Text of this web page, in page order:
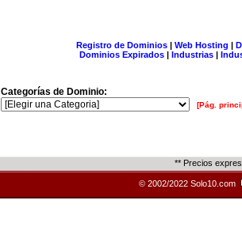
Registro de Dominios| Web Hosting |
Dominios Expirados | Industrias |
Categorías de Dominio:
[Pág.
** Precios
© 2002/2022 Solo10.com